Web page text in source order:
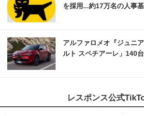
を採用...約17万名の人事
アルファロメオ『ジュニ
ルト スペチアーレ」140
レスポンス公式